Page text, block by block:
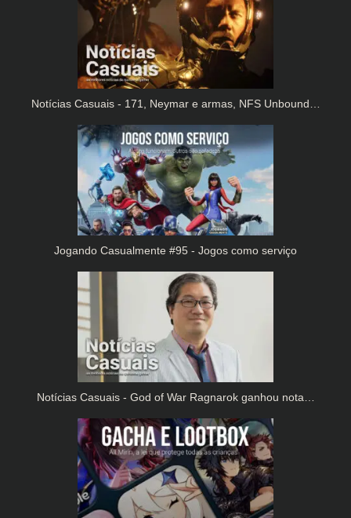
Notícias Casuais - 171, Neymar e armas, NFS Unbound…
Jogando Casualmente #95 - Jogos como serviço
Notícias Casuais - God of War Ragnarok ganhou nota…